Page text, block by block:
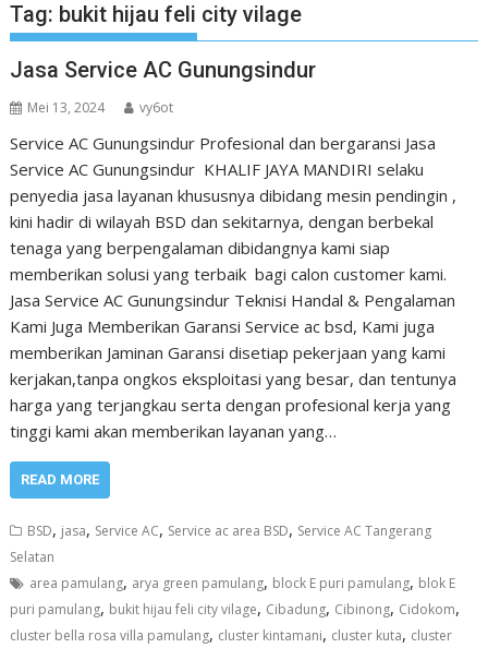
Tag: bukit hijau feli city vilage
Jasa Service AC Gunungsindur
Mei 13, 2024 vy6ot
Service AC Gunungsindur Profesional dan bergaransi Jasa
Service AC Gunungsindur KHALIF JAYA MANDIRI selaku
penyedia jasa layanan khususnya dibidang mesin pendingin ,
kini hadir di wilayah BSD dan sekitarnya, dengan berbekal
tenaga yang berpengalaman dibidangnya kami siap
memberikan solusi yang terbaik bagi calon customer kami.
Jasa Service AC Gunungsindur Teknisi Handal & Pengalaman
Kami Juga Memberikan Garansi Service ac bsd, Kami juga
memberikan Jaminan Garansi disetiap pekerjaan yang kami
kerjakan,tanpa ongkos eksploitasi yang besar, dan tentunya
harga yang terjangkau serta dengan profesional kerja yang
tinggi kami akan memberikan layanan yang…
READ MORE
BSD, jasa, Service AC, Service ac area BSD, Service AC Tangerang
Selatan
area pamulang, arya green pamulang, block E puri pamulang, blok E
puri pamulang, bukit hijau feli city vilage, Cibadung, Cibinong, Cidokom,
cluster bella rosa villa pamulang, cluster kintamani, cluster kuta, cluster